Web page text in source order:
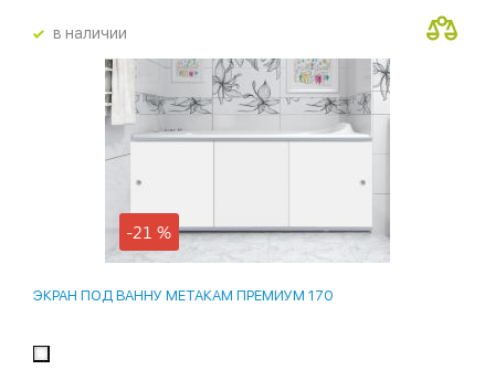
в наличии
-21 %
ЭКРАН ПОД ВАННУ МЕТАКАМ ПРЕМИУМ 170